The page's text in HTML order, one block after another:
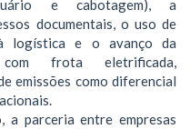
e cabotagem), a
documentais, o uso de
logística e o avanço da
frota eletrificada,
emissões como diferencial
a parceria entre empresas